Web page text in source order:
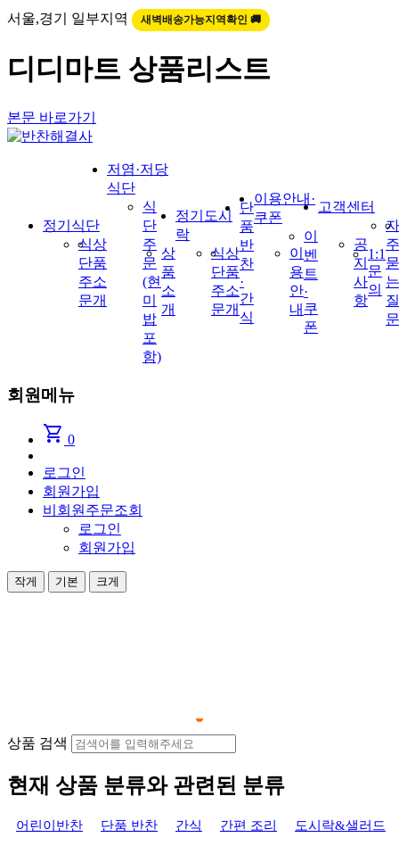
서울,경기 일부지역 새벽배송가능지역확인 🚚
디디마트 상품리스트
본문 바로가기
정기식단
식
단
주
문
상
품
소
개
저염·저당
식단
식
단
주
문
(현
미
밥
포
함)
상
품
소
개
정기도시
락
식
단
주
문
상
품
소
개
단
품
반
찬
·
간
식
이용안내·
쿠폰
이
용
안
내
이
벤
트
·
쿠
폰
고객센터
공
지
사
항
1:1
문
의
자
주
묻
는
질
문
회원메뉴
shopping_cart 0
로그인
회원가입
비회원주문조회
로그인
회원가입
작게 기본 크게
상품 검색
현재 상품 분류와 관련된 분류
어린이반찬 단품 반찬 간식 간편 조리 도시락&샐러드